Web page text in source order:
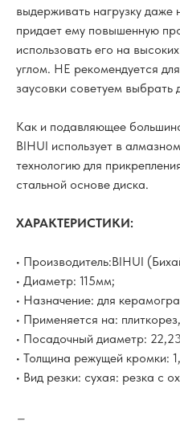
выдерживать нагрузку
придает ему повышенную
использовать его на
углом. НЕ рекомендуется
заусовки советуем выбрать
Как и подавляющее
BIHUI использует в
технологию для
стальной основе диска.
ХАРАКТЕРИСТИКИ:
• Производитель:BIHUI
• Диаметр: 115мм;
• Назначение: для
• Применяется на:
• Посадочный диаметр:
• Толщина режущей кромки:
• Вид резки: сухая: резка с
–